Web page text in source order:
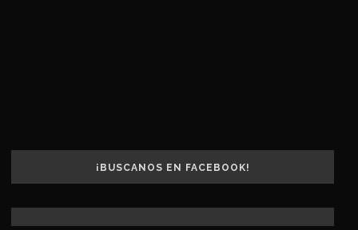
¡BUSCANOS EN FACEBOOK!